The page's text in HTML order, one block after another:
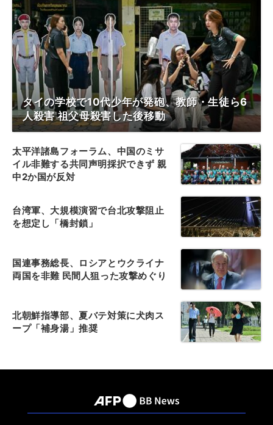
タイの学校で10代少年が発砲、教師・生徒ら6
人殺害 祖父母殺害した後移動
太平洋諸島フォーラム、中国のミサ
イル非難する共同声明採択できず 親
中2か国が反対
台湾軍、大規模演習で台北攻撃阻止
を想定し「橋封鎖」
国連事務総長、ロシアとウクライナ
両国を非難 民間人狙った攻撃めぐり
北朝鮮指導部、夏バテ対策に犬肉ス
ープ「補身湯」推奨